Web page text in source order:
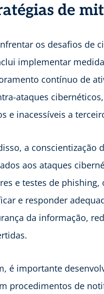
de
os desafios de
implementar
contínuo de
ataques
e inacessíveis a
a conscientização
aos ataques
e testes de
e responder
da informação,
é importante
procedimentos de